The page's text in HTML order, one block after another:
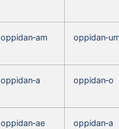
oppidan‑am
oppidan‑a oppidan‑o
oppidan‑ae oppidan‑a